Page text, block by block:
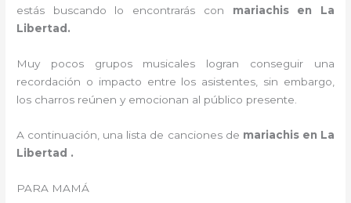
estás buscando lo encontrarás con mariachis en La
Libertad.
Muy pocos grupos musicales logran conseguir una
recordación o impacto entre los asistentes, sin embargo,
los charros reúnen y emocionan al público presente.
A continuación, una lista de canciones de mariachis en La
Libertad .
PARA MAMÁ